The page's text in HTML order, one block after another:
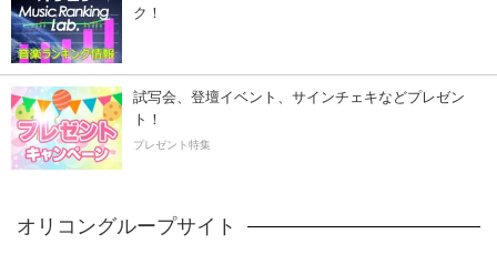
ク！
試写会、登壇イベント、サインチェキなどプレゼン
ト！
プレゼント特集
オリコングループサイト